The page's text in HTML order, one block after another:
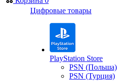
Цифровые товары
PlayStation Store
PSN (Польша)
PSN (Турция)